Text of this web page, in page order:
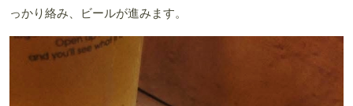
っかり絡み、ビールが進みます。